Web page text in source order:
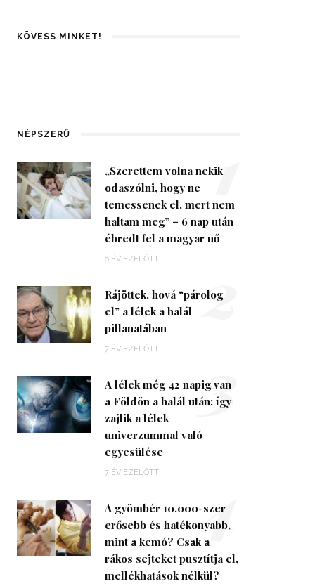
KÖVESS MINKET!
NÉPSZERŰ
„Szerettem volna nekik
odaszólni, hogy ne
temessenek el, mert nem
haltam meg” – 6 nap után
ébredt fel a magyar nő
6 ÉV EZELŐTT
1
Rájöttek, hová “párolog
el” a lélek a halál
pillanatában
7 ÉV EZELŐTT
2
A lélek még 42 napig van
a Földön a halál után: így
zajlik a lélek
univerzummal való
egyesülése
7 ÉV EZELŐTT
3
A gyömbér 10.000-szer
erősebb és hatékonyabb,
mint a kemó? Csak a
rákos sejteket pusztítja el,
mellékhatások nélkül?
4